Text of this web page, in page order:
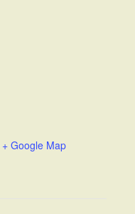
+ Google Map